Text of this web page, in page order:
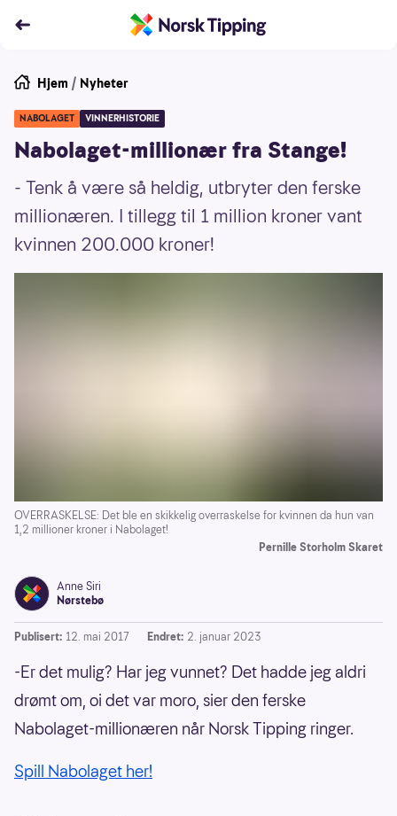
Hjem / Nyheter
NABOLAGET VINNERHISTORIE
Nabolaget-millionær fra Stange!
- Tenk å være så heldig, utbryter den ferske
millionæren. I tillegg til 1 million kroner vant
kvinnen 200.000 kroner!
OVERRASKELSE: Det ble en skikkelig overraskelse for kvinnen da hun van
1,2 millioner kroner i Nabolaget!
Pernille Storholm Skaret
Anne Siri
Nørstebø
Publisert: 12. mai 2017 Endret: 2. januar 2023
-Er det mulig? Har jeg vunnet? Det hadde jeg aldri
drømt om, oi det var moro, sier den ferske
Nabolaget-millionæren når Norsk Tipping ringer.
Spill Nabolaget her!